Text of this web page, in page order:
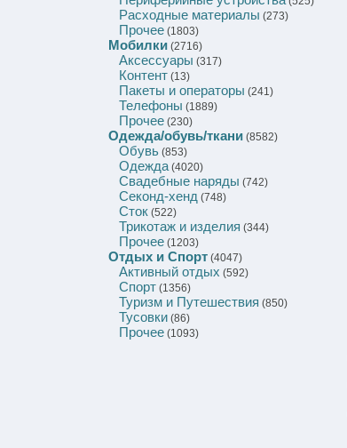
Расходные материалы (273)
Прочее (1803)
Мобилки (2716)
Аксессуары (317)
Контент (13)
Пакеты и операторы (241)
Телефоны (1889)
Прочее (230)
Одежда/обувь/ткани (8582)
Обувь (853)
Одежда(4020)
Свадебные наряды (742)
Секонд-хенд (748)
Сток (522)
Трикотаж и изделия (344)
Прочее (1203)
Отдых и Спорт (4047)
Активный отдых (592)
Спорт (1356)
Туризм и Путешествия (850)
Тусовки (86)
Прочее (1093)